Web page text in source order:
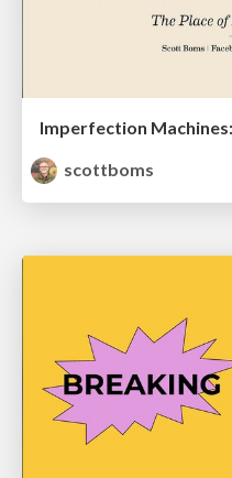
scottboms